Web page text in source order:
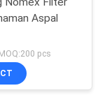
Aspal
pcs